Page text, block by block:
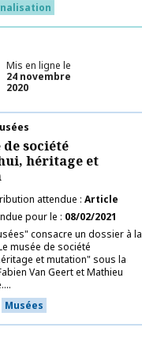
Mis en ligne le
24 novembre
2020
de société
héritage et
attendue Article
pour le
08/02/2021
consacre un dossier à la
musée de société
et mutation" sous la
Van Geert et Mathieu
Musées